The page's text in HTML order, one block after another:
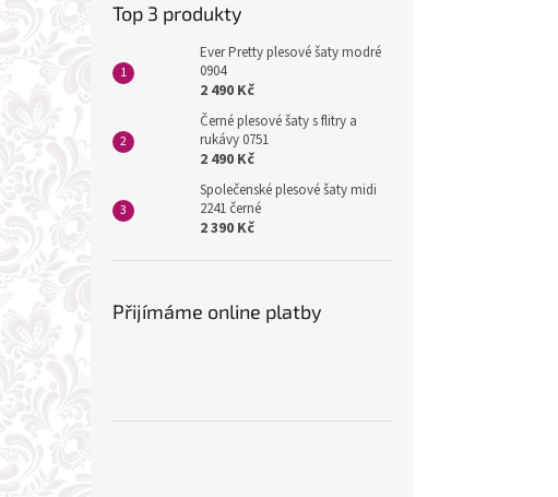
Top 3 produkty
Ever Pretty plesové šaty modré
0904
2 490 Kč
Černé plesové šaty s flitry a
rukávy 0751
2 490 Kč
Společenské plesové šaty midi
2241 černé
2 390 Kč
Přijímáme online platby